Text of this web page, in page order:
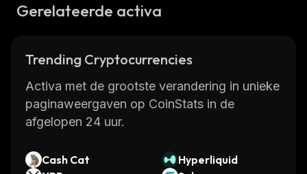
Gerelateerde activa
Trending Cryptocurrencies
Activa met de grootste verandering in unieke
paginaweergaven op CoinStats in de
afgelopen 24 uur.
Cash Cat
Hyperliquid